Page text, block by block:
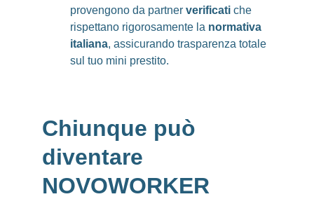
provengono da partner verificati che
rispettano rigorosamente la normativa
italiana, assicurando trasparenza totale
sul tuo mini prestito.
Chiunque può
diventare
NOVOWORKER